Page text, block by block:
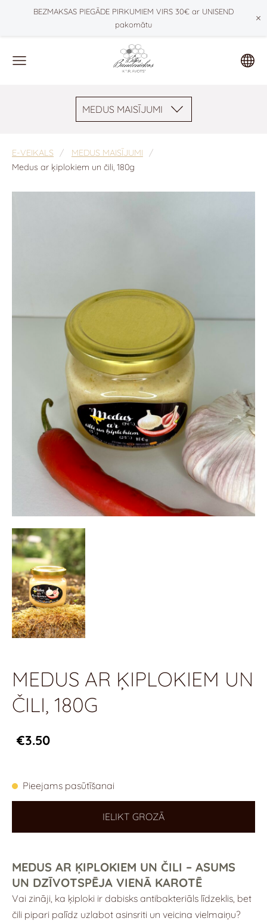
BEZMAKSAS PIEGĀDE PIRKUMIEM VIRS 30€ ar UNISEND
pakomātu
×
MEDUS MAISĪJUMI
E-VEIKALS
MEDUS MAISĪJUMI
Medus ar ķiplokiem un čili, 180g
MEDUS AR ĶIPLOKIEM UN
ČILI, 180G
€3.50
Pieejams pasūtīšanai
IELIKT GROZĀ
MEDUS AR ĶIPLOKIEM UN ČILI – ASUMS
UN DZĪVOTSPĒJA VIENĀ KAROTĒ
Vai zināji, ka ķiploki ir dabisks antibakteriāls līdzeklis, bet
čili pipari palīdz uzlabot asinsriti un veicina vielmaiņu?